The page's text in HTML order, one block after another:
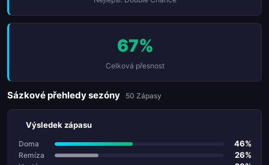
67%
Celková přesnost
Sázkové přehledy sezóny 50 Zápasy
Výsledek zápasu
Doma 46%
Remíza 26%